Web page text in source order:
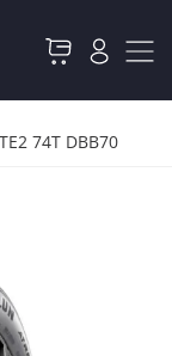
74T DBB70